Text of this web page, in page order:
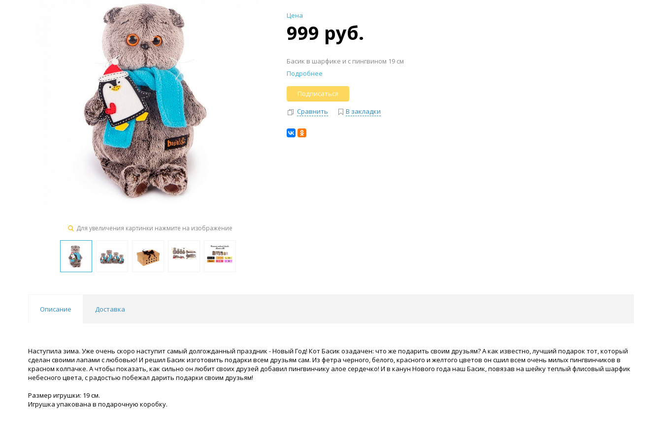
Для увеличения картинки нажмите на изображение
Цена
999 руб.
Басик в шарфике и с пингвином 19 см
Подробнее
Подписаться
Сравнить
В закладки
Описание Доставка
Наступила зима. Уже очень скоро наступит самый долгожданный праздник - Новый Год! Кот Басик озадачен: что же подарить своим друзьям? А как известно, лучший подарок тот, который
сделан своими лапами с любовью! И решил Басик изготовить подарки всем друзьям сам. Из фетра черного, белого, красного и желтого цветов он сшил всем очень милых пингвинчиков в
красном колпачке. А чтобы показать, как сильно он любит своих друзей добавил пингвинчику алое сердечко! И в канун Нового года наш Басик, повязав на шейку теплый флисовый шарфик
небесного цвета, с радостью побежал дарить подарки своим друзьям!
Размер игрушки: 19 см.
Игрушка упакована в подарочную коробку.